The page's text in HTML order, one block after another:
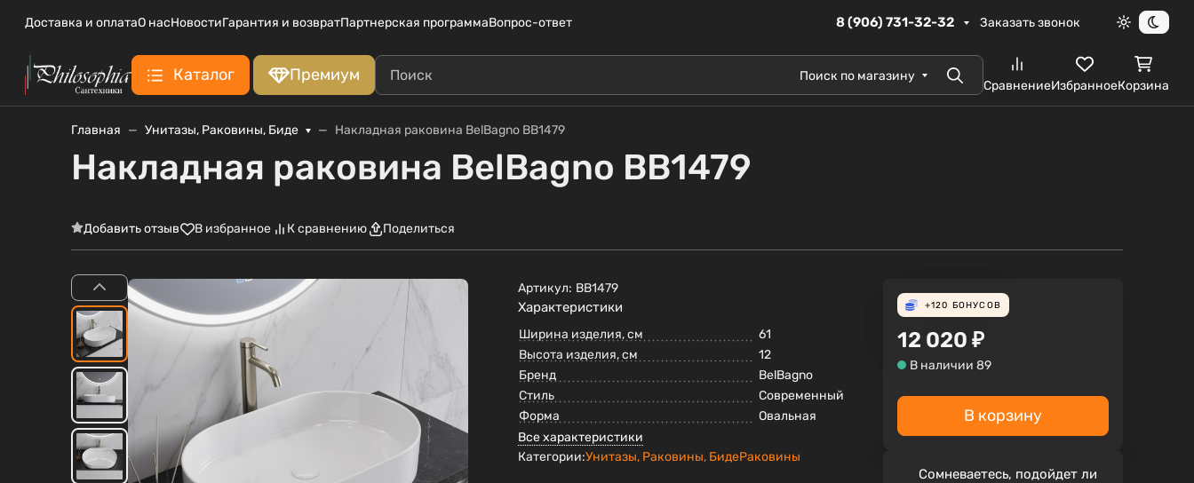
Доставка и оплатаО насНовостиГарантия и возвратПартнерская программаВопрос-ответ 8 (906) 731-32-32 Заказать звонок
Светлая
Каталог Премиум Поиск по магазину ПоискСравнениеИзбранноеКорзина
Главная Унитазы, Раковины, Биде Накладная раковина BelBagno BB1479
Накладная раковина BelBagno BB1479
Добавить отзыв В избранное К сравнению Поделиться
Артикул: BB1479
Характеристики
Ширина изделия, см
61
Высота изделия, см
12
Бренд
BelBagno
Стиль
Современный
Форма
Овальная
Все характеристики
Категории:Унитазы, Раковины, БидеРаковины
+120 БОНУСОВ
12 020 ₽
В наличии 89
В корзину
Сомневаетесь, подойдет ли